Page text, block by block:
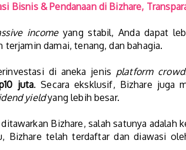
Bisnis & Pendanaan di Bizhare,
incomeyang stabil, Anda dapat
terjamin damai, tenang, dan bahagia.
di aneka jenis platform
juta. Secara eksklusif, Bizhare juga
yieldyang lebih besar.
Bizhare, salah satunya
Bizhare telah terdaftar dan diawasi